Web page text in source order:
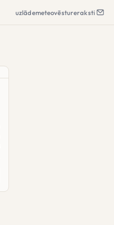
uzlādemeteovēstureraksti